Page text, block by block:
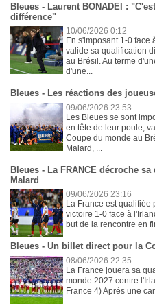
Bleues - Laurent BONADEI :
différence"
10/06/2026 0:12
En s'imposant 1-0 face
valide sa qualification
au Brésil. Au terme
d'une...
Bleues - Les réactions des
09/06/2026 23:53
Les Bleues se sont
en tête de leur poule,
Coupe du monde au
Malard, ...
Bleues - La FRANCE décroche
Malard
09/06/2026 23:16
La France est
victoire 1-0 face à
but de la rencontre en
Bleues - Un billet direct pour la
08/06/2026 22:35
La France jouera sa
monde 2027 contre
France 4) Après une